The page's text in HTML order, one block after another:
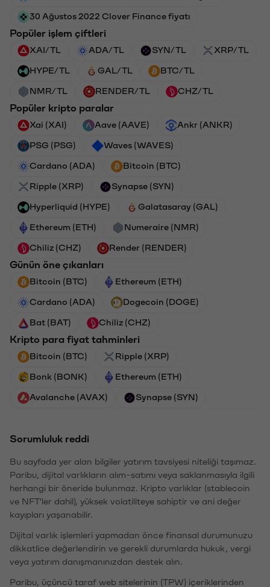
30 Ağustos 2022 Clover Finance fiyatı
Popüler işlem çiftleri
XAI/TL ADA/TL SYN/TL XRP/TL
HYPE/TL GAL/TL BTC/TL
NMR/TL RENDER/TL CHZ/TL
Popüler kripto paralar
Xai (XAI) Aave (AAVE) Ankr (ANKR)
PSG (PSG) Waves (WAVES)
Cardano (ADA) Bitcoin (BTC)
Ripple (XRP) Synapse (SYN)
Hyperliquid (HYPE) Galatasaray (GAL)
Ethereum (ETH) Numeraire (NMR)
Chiliz (CHZ) Render (RENDER)
Günün öne çıkanları
Bitcoin (BTC) Ethereum (ETH)
Cardano (ADA) Dogecoin (DOGE)
Bat (BAT) Chiliz (CHZ)
Kripto para fiyat tahminleri
Bitcoin (BTC) Ripple (XRP)
Bonk (BONK) Ethereum (ETH)
Avalanche (AVAX) Synapse (SYN)
Sorumluluk reddi
Bu sayfada yer alan bilgiler yatırım tavsiyesi niteliği taşımaz.
Paribu, dijital varlıkların alım-satımı veya saklanmasıyla ilgili
herhangi bir öneride bulunmaz. Kripto varlıklar (stablecoin
ve NFT'ler dahil), yüksek volatiliteye sahiptir ve ani değer
kayıpları yaşanabilir.
Dijital varlık işlemleri yapmadan önce finansal durumunuzu
dikkatlice değerlendirin ve gerekli durumlarda hukuk, vergi
veya yatırım danışmanınızdan destek alın.
Paribu, üçüncü taraf web sitelerinin (TPW) içeriklerinden